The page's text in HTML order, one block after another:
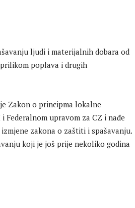
ljudi i materijalnih dobara od
poplava i drugih
Zakon o principma lokalne
Federalnom upravom za CZ i nađe
zakona o zaštiti i spašavanju.
koji je još prije nekoliko godina